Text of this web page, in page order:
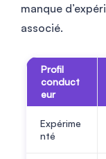
manque
associé.
Profil
conduct
eur
Expérime
nté